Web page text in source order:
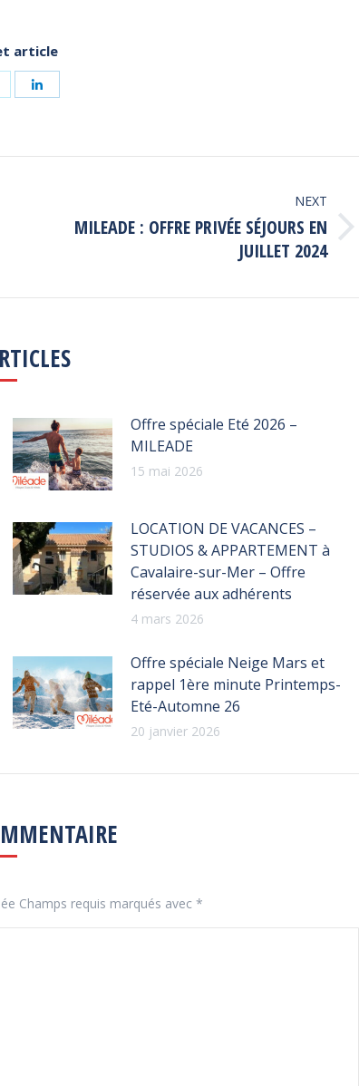
article
NEXT
MILEADE : OFFRE PRIVÉE SÉJOURS EN
JUILLET 2024
Offre spéciale Eté 2026 –
MILEADE
15 mai 2026
LOCATION DE VACANCES –
STUDIOS & APPARTEMENT à
Cavalaire-sur-Mer – Offre
réservée aux adhérents
4 mars 2026
Offre spéciale Neige Mars et
rappel 1ère minute Printemps-
Eté-Automne 26
20 janvier 2026
Champs requis marqués avec *